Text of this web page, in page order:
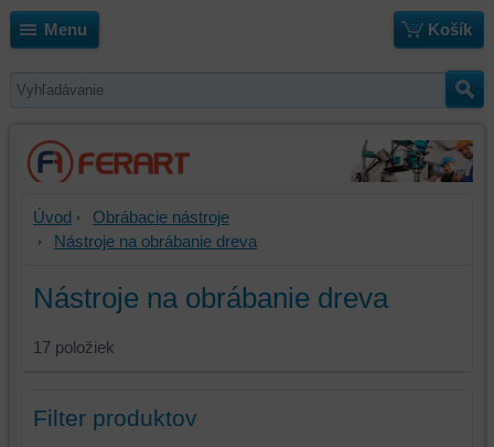
Menu Košík
Úvod
Obrábacie nástroje
Nástroje na obrábanie dreva
Nástroje na obrábanie dreva
17 položiek
Filter produktov